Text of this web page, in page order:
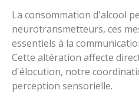
La consommation d'alcool
neurotransmetteurs, ces
essentiels à la
Cette altération affecte
d'élocution, notre
perception sensorielle.